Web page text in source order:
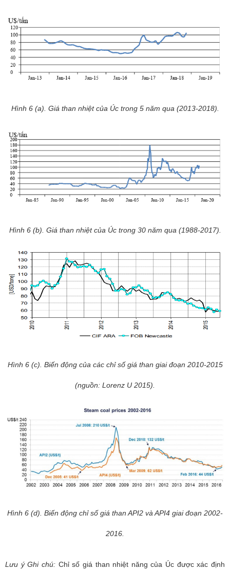
Hình 6 (a). Giá than nhiệt của Úc trong 5 năm qua (2013-2018).
Hình 6 (b). Giá than nhiệt của Úc trong 30 năm qua (1988-2017).
Hình 6 (c). Biến động của các chỉ số giá than giai đoạn 2010-2015
(nguồn: Lorenz U 2015).
Hình 6 (d). Biến động chỉ số giá than API2 và API4 giai đoạn 2002-
2016.
Lưu ý Ghi chú:Chỉ số giá than nhiệt năng của Úc được xác định